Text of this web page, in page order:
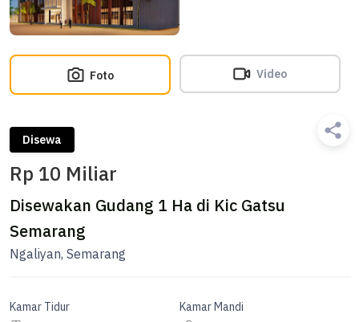
Foto Video
Disewa
Rp 10 Miliar
Disewakan Gudang 1 Ha di Kic Gatsu
Semarang
Ngaliyan, Semarang
Kamar Tidur
Kamar Mandi